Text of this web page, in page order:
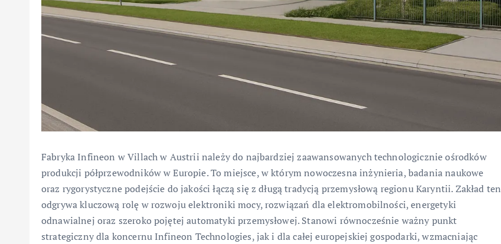
Fabryka Infineon w Villach w Austrii należy do najbardziej zaawansowanych technologicznie ośrodków
produkcji półprzewodników w Europie. To miejsce, w którym nowoczesna inżynieria, badania naukowe
oraz rygorystyczne podejście do jakości łączą się z długą tradycją przemysłową regionu Karyntii. Zakład ten
odgrywa kluczową rolę w rozwoju elektroniki mocy, rozwiązań dla elektromobilności, energetyki
odnawialnej oraz szeroko pojętej automatyki przemysłowej. Stanowi równocześnie ważny punkt
strategiczny dla koncernu Infineon Technologies, jak i dla całej europejskiej gospodarki, wzmacniając